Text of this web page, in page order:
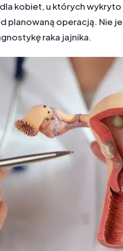
kobiet, u których
planowaną operacją. Nie
raka jajnika.